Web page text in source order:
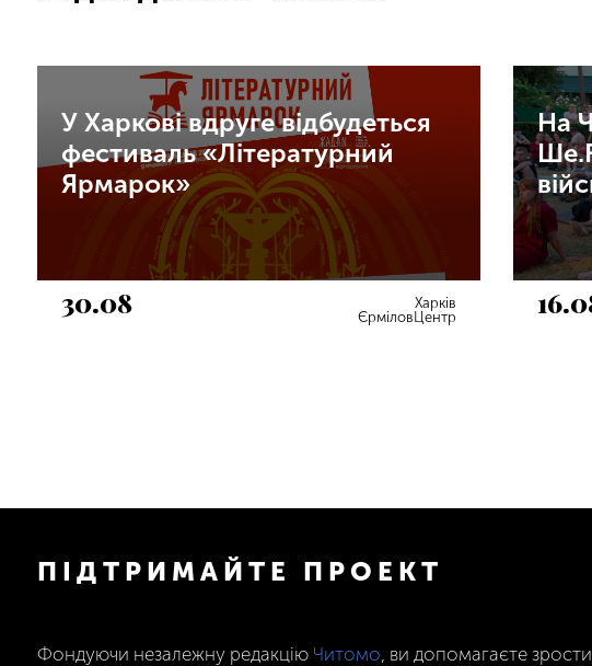
У Харкові вдруге відбудеться
фестиваль «Літературний
Ярмарок»
30.08
Харків
ЄрміловЦентр
На
ПІДТРИМАЙТЕ ПРОЕКТ
Фондуючи незалежну редакцію Читомо , ви допомагаєте